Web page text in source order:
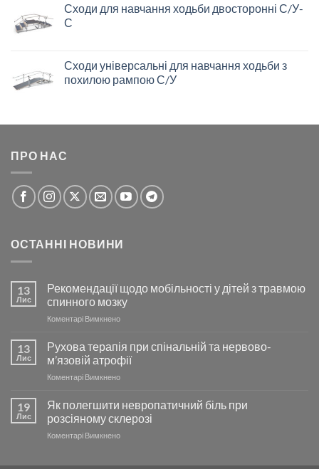
Сходи для навчання ходьби двосторонні С/У-
С
Сходи універсальні для навчання ходьби з
похилою рампою С/У
ПРО НАС
ОСТАННІ НОВИНИ
13
Лис
Рекомендації щодо мобільності у дітей з травмою
спинного мозку
Коментарі Вимкненодо
щодо
мобільності
у
дітей
травмою
спинного
мозку
13
Лис
Рухова терапія при спінальній та нервово-
м’язовій атрофії
Коментарі Вимкненодо
при
спінальній
та
19
Лис
Як полегшити невропатичний біль при
розсіяному склерозі
Коментарі Вимкненодо